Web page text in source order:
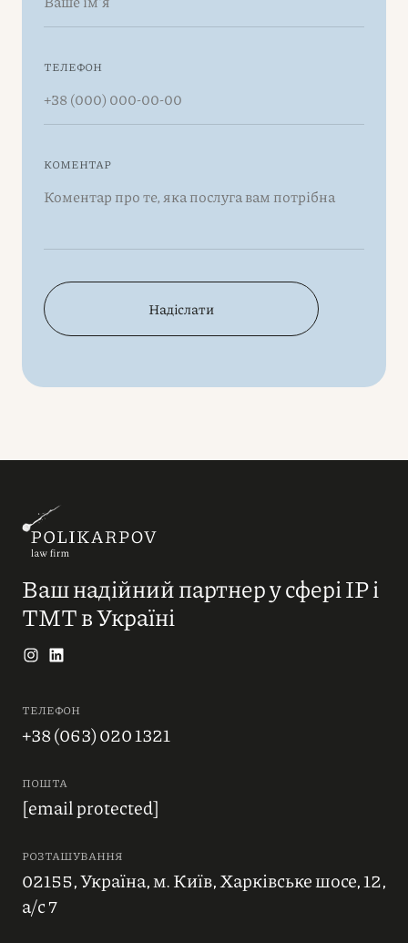
ТЕЛЕФОН
КОМЕНТАР
Надіслати
Ваш надійний партнер у сфері IP і
ТМТ в Україні
ТЕЛЕФОН
+38 (063) 020 1321
ПОШТА
[email protected]
РОЗТАШУВАННЯ
02155, Україна, м. Київ, Харківське шосе, 12,
а/с 7